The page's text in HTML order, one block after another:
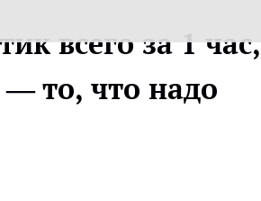
всего за 1 час,
— то, что надо